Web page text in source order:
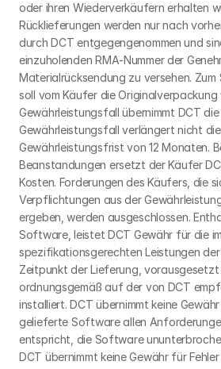
oder ihren Wiederverkäufern erhalten
Rücklieferungen werden nur nach
durch DCT entgegengenommen und
einzuholenden RMA-Nummer der
Materialrücksendung zu versehen.
soll vom Käufer die Originalverpackung
Gewährleistungsfall übernimmt DCT
Gewährleistungsfall verlängert nicht
Gewährleistungsfrist von 12 Monaten.
Beanstandungen ersetzt der Käufer
Kosten. Forderungen des Käufers, die
Verpflichtungen aus der
ergeben, werden ausgeschlossen.
Software, leistet DCT Gewähr für die
spezifikationsgerechten Leistungen
Zeitpunkt der Lieferung,
ordnungsgemäß auf der von DCT
installiert. DCT übernimmt keine
gelieferte Software allen
entspricht, die Software
DCT übernimmt keine Gewähr für